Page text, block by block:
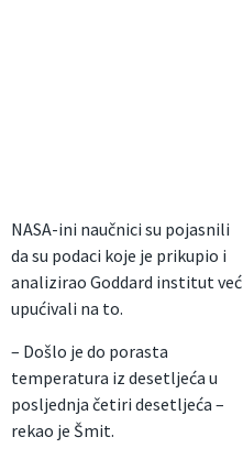
NASA-ini naučnici su pojasnili
da su podaci koje je prikupio i
analizirao Goddard institut već
upućivali na to.
– Došlo je do porasta
temperatura iz desetljeća u
posljednja četiri desetljeća –
rekao je Šmit.